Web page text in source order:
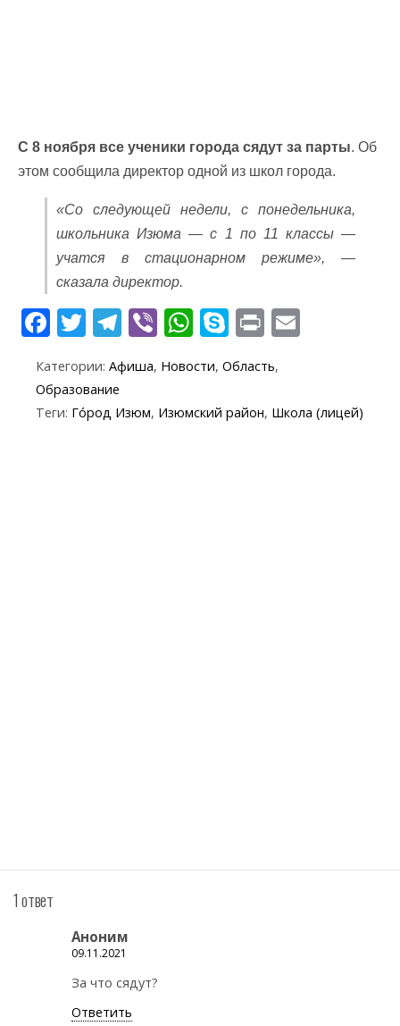
С 8 ноября все ученики города сядут за парты. Об
этом сообщила директор одной из школ города.
«Со следующей недели, с понедельника,
школьника Изюма — с 1 по 11 классы —
учатся в стационарном режиме», —
сказала директор.
F
e
b
T
itt
er
T
el
e
gr
Vi
er
W
at
s
S
k
y
p
Pr
t
l
Категории: Афиша, Новости, Область,
Образование
Теги: Го́род Изюм, Изюмский район, Школа (лицей)
1 ответ
Аноним
09.11.2021
За что сядут?
Ответить